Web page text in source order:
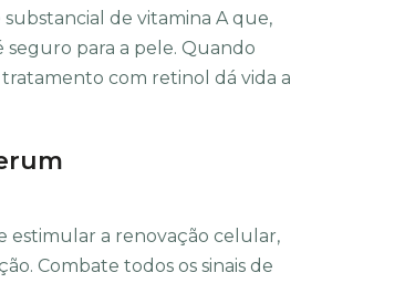
de vitamina A que,
para a pele. Quando
com retinol dá vida a
estimular a renovação celular,
Combate todos os sinais de